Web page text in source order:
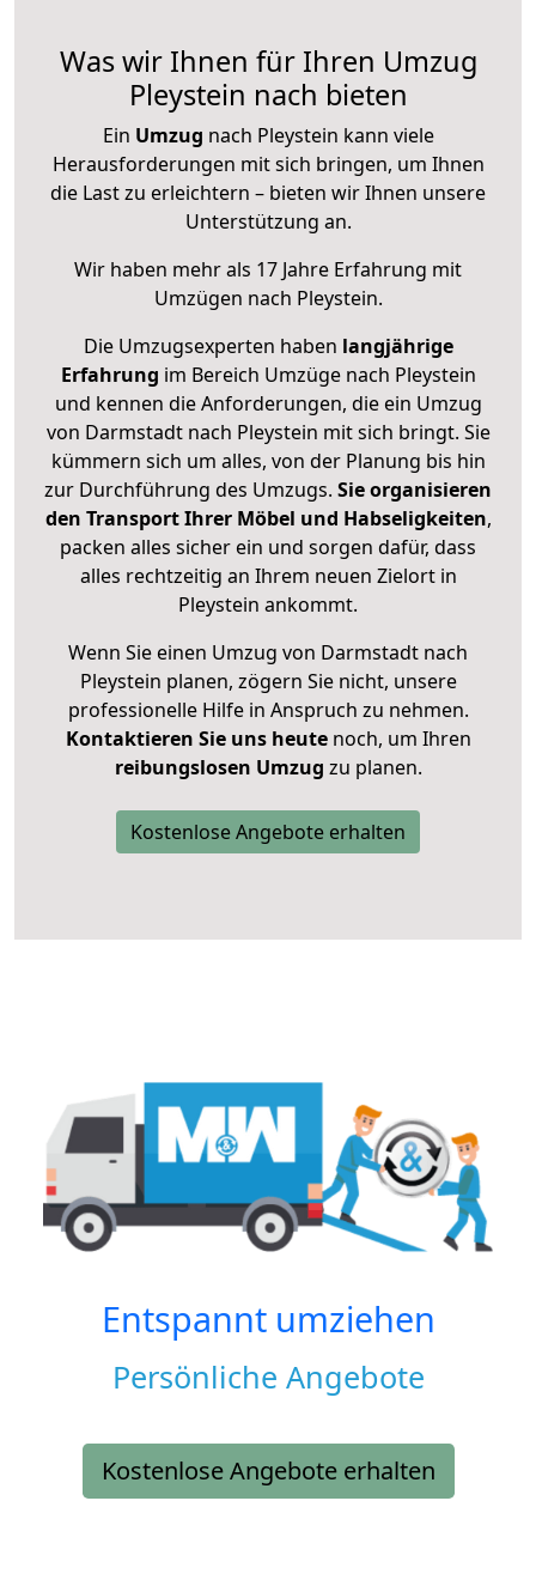
Was wir Ihnen für Ihren Umzug
Pleystein nach bieten
Ein Umzug nach Pleystein kann viele
Herausforderungen mit sich bringen, um Ihnen
die Last zu erleichtern – bieten wir Ihnen unsere
Unterstützung an.
Wir haben mehr als 17 Jahre Erfahrung mit
Umzügen nach Pleystein.
Die Umzugsexperten haben langjährige
Erfahrung im Bereich Umzüge nach Pleystein
und kennen die Anforderungen, die ein Umzug
von Darmstadt nach Pleystein mit sich bringt. Sie
kümmern sich um alles, von der Planung bis hin
zur Durchführung des Umzugs. Sie organisieren
den Transport Ihrer Möbel und Habseligkeiten,
packen alles sicher ein und sorgen dafür, dass
alles rechtzeitig an Ihrem neuen Zielort in
Pleystein ankommt.
Wenn Sie einen Umzug von Darmstadt nach
Pleystein planen, zögern Sie nicht, unsere
professionelle Hilfe in Anspruch zu nehmen.
Kontaktieren Sie uns heutenoch, um Ihren
reibungslosen Umzug zu planen.
Kostenlose Angebote erhalten
Entspannt umziehen
Persönliche Angebote
Kostenlose Angebote erhalten